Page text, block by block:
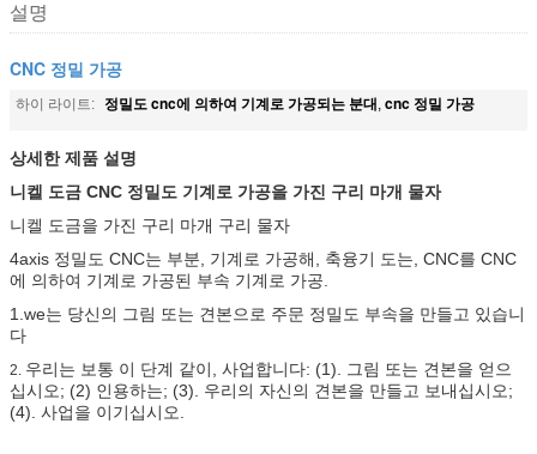
설명
CNC 정밀 가공
하이 라이트: 정밀도 cnc에 의하여 기계로 가공되는 분대, cnc 정밀 가공
상세한 제품 설명
니켈 도금 CNC 정밀도 기계로 가공을 가진 구리 마개 물자
니켈 도금을 가진 구리 마개 구리 물자
4axis 정밀도 CNC는 부분, 기계로 가공해, 축융기 도는, CNC를 CNC
에 의하여 기계로 가공된 부속 기계로 가공.
1.we는 당신의 그림 또는 견본으로 주문 정밀도 부속을 만들고 있습니
다
2. 우리는 보통 이 단계 같이, 사업합니다: (1). 그림 또는 견본을 얻으
십시오; (2) 인용하는; (3). 우리의 자신의 견본을 만들고 보내십시오;
(4). 사업을 이기십시오.